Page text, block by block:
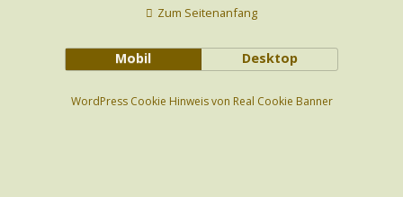
Zum Seitenanfang
Mobil Desktop
WordPress Cookie Hinweis von Real Cookie Banner